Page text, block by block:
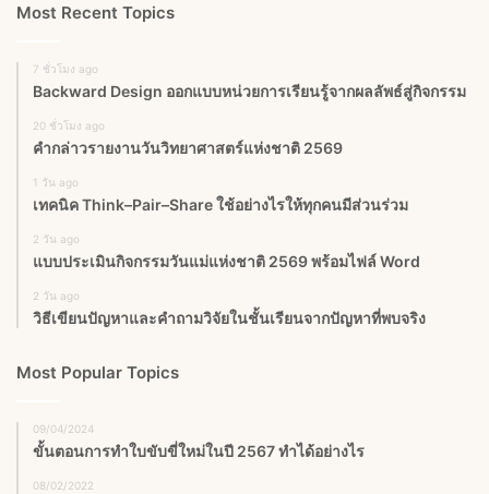
Most Recent Topics
7 ชั่วโมง ago
Backward Design ออกแบบหน่วยการเรียนรู้จากผลลัพธ์สู่กิจกรรม
20 ชั่วโมง ago
คำกล่าวรายงานวันวิทยาศาสตร์แห่งชาติ 2569
1 วัน ago
เทคนิค Think–Pair–Share ใช้อย่างไรให้ทุกคนมีส่วนร่วม
2 วัน ago
แบบประเมินกิจกรรมวันแม่แห่งชาติ 2569 พร้อมไฟล์ Word
2 วัน ago
วิธีเขียนปัญหาและคำถามวิจัยในชั้นเรียนจากปัญหาที่พบจริง
Most Popular Topics
09/04/2024
ขั้นตอนการทำใบขับขี่ใหม่ในปี 2567 ทำได้อย่างไร
08/02/2022